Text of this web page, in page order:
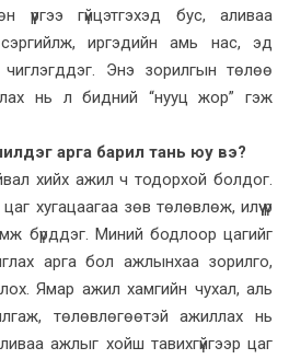
үүргээ гүйцэтгэхэд бус, аливаа
иргэдийн амь нас, эд
чиглэгддэг. Энэ зорилгын төлөө
нь л бидний “нууц жор” гэж
арга барил тань юу вэ?
хийх ажил ч тодорхой болдог.
хугацаагаа зөв төлөвлөж, илүү үр
бүрддэг. Миний бодлоор цагийг
арга бол ажлынхаа зорилго,
Ямар ажил хамгийн чухал, аль
төлөвлөгөөтэй ажиллах нь
ажлыг хойш тавихгүйгээр цаг